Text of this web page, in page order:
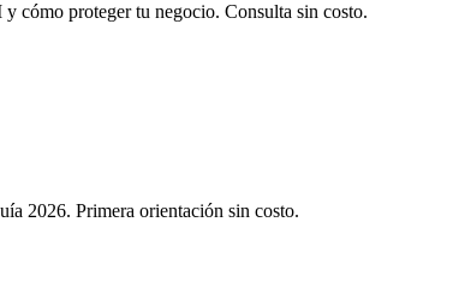
cómo proteger tu negocio. Consulta sin costo.
2026. Primera orientación sin costo.